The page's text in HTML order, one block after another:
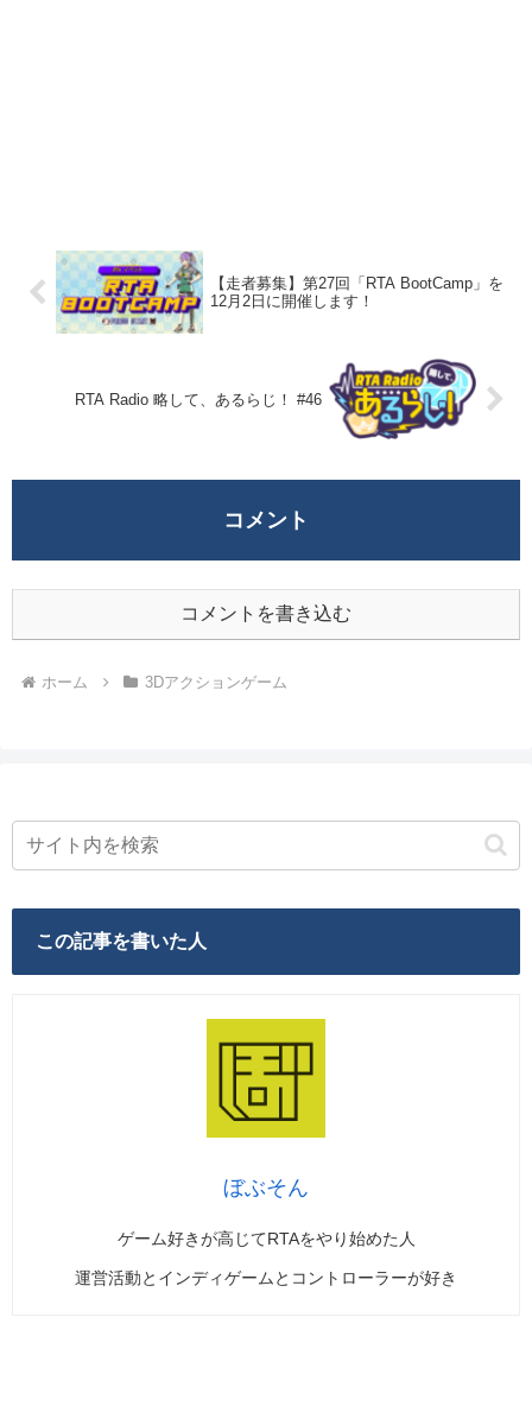
【走者募集】第27回「RTA BootCamp」を
12月2日に開催します！
RTA Radio 略して、あるらじ！ #46
コメント
コメントを書き込む
ホーム 3Dアクションゲーム
この記事を書いた人
ぼぶそん
ゲーム好きが高じてRTAをやり始めた人
運営活動とインディゲームとコントローラーが好き